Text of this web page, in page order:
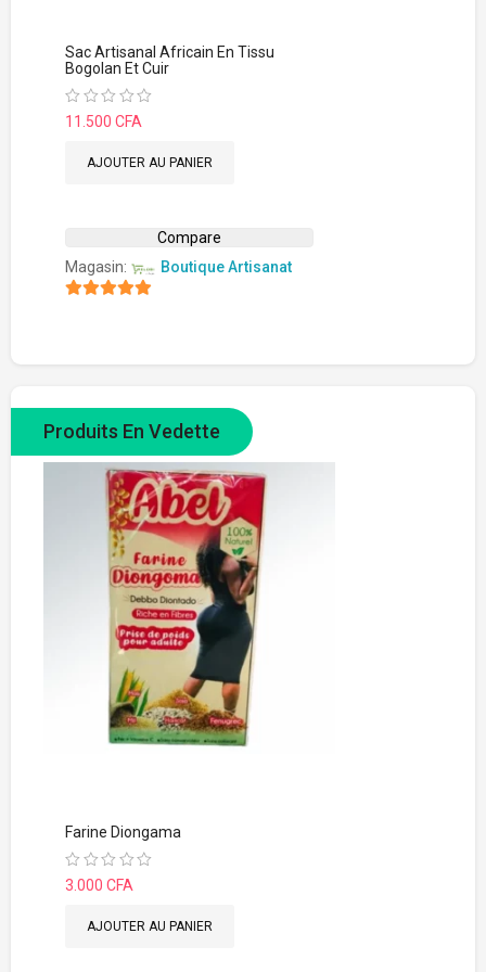
Sac Artisanal Africain En Tissu
Bogolan Et Cuir
Note
0
11.500 CFA
AJOUTER AU PANIER
Compare
Magasin:
Boutique Artisanat
Produits En Vedette
Farine Diongama
Note
0
3.000 CFA
AJOUTER AU PANIER